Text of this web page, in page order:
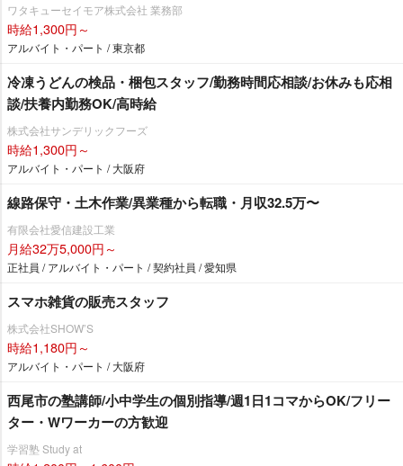
ワタキューセイモア株式会社 業務部
時給1,300円～
アルバイト・パート / 東京都
冷凍うどんの検品・梱包スタッフ/勤務時間応相談/お休みも応相
談/扶養内勤務OK/高時給
株式会社サンデリックフーズ
時給1,300円～
アルバイト・パート / 大阪府
線路保守・土木作業/異業種から転職・月収32.5万〜
有限会社愛信建設工業
月給32万5,000円～
正社員 / アルバイト・パート / 契約社員 / 愛知県
スマホ雑貨の販売スタッフ
株式会社SHOW’S
時給1,180円～
アルバイト・パート / 大阪府
西尾市の塾講師/小中学生の個別指導/週1日1コマからOK/フリー
ター・Wワーカーの方歓迎
学習塾 Study at